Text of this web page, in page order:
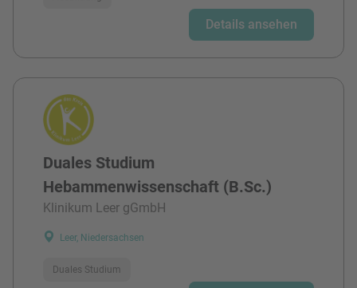
Details ansehen
Duales Studium
Hebammenwissenschaft (B.Sc.)
Klinikum Leer gGmbH
Leer, Niedersachsen
Duales Studium